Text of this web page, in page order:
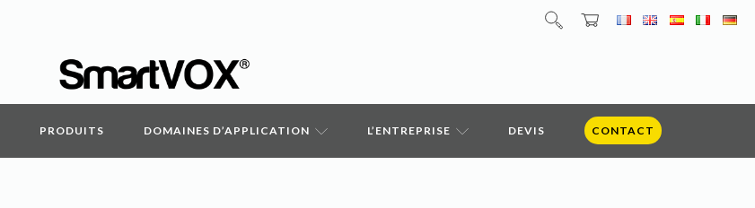
PRODUITS DOMAINES D’APPLICATION L’ENTREPRISE DEVIS CONTACT